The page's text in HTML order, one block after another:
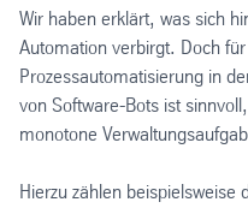
Wir haben erklärt, was sich
Automation verbirgt. Doch
Prozessautomatisierung in
von Software-Bots ist
monotone
Hierzu zählen